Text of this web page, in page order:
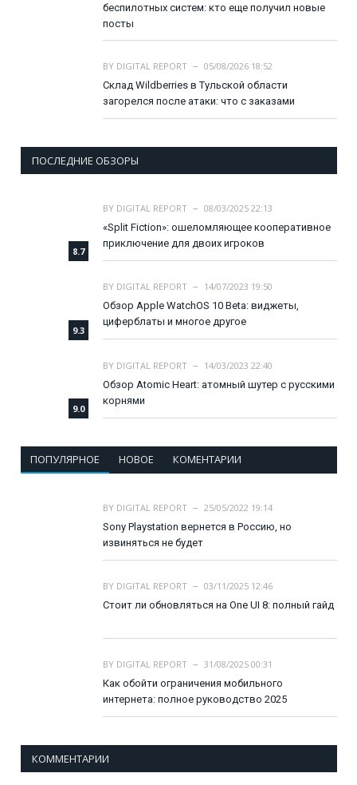
беспилотных систем: кто еще получил новые
посты
BY DIGITAL REPORT
05/08/2026 18:52
Склад Wildberries в Тульской области
загорелся после атаки: что с заказами
ПОСЛЕДНИЕ ОБЗОРЫ
8.7
BY DIGITAL REPORT
08/03/2025 22:13
«Split Fiction»: ошеломляющее кооперативное
приключение для двоих игроков
9.3
BY DIGITAL REPORT
14/07/2023 19:50
Обзор Apple WatchOS 10 Beta: виджеты,
циферблаты и многое другое
9.0
BY DIGITAL REPORT
14/03/2023 22:40
Обзор Atomic Heart: атомный шутер с русскими
корнями
ПОПУЛЯРНОЕ НОВОЕ КОМЕНТАРИИ
BY DIGITAL REPORT
25/05/2022 19:14
Sony Playstation вернется в Россию, но
извиняться не будет
BY DIGITAL REPORT
03/11/2025 12:46
Стоит ли обновляться на One UI 8: полный гайд
BY DIGITAL REPORT
31/08/2025 00:31
Как обойти ограничения мобильного
интернета: полное руководство 2025
КОММЕНТАРИИ